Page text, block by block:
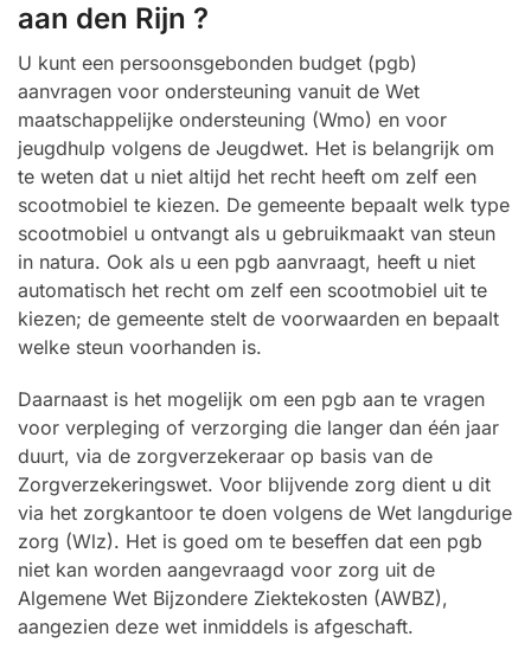
aan den Rijn ?
U kunt een persoonsgebonden budget (pgb)
aanvragen voor ondersteuning vanuit de Wet
maatschappelijke ondersteuning (Wmo) en voor
jeugdhulp volgens de Jeugdwet. Het is belangrijk om
te weten dat u niet altijd het recht heeft om zelf een
scootmobiel te kiezen. De gemeente bepaalt welk type
scootmobiel u ontvangt als u gebruikmaakt van steun
in natura. Ook als u een pgb aanvraagt, heeft u niet
automatisch het recht om zelf een scootmobiel uit te
kiezen; de gemeente stelt de voorwaarden en bepaalt
welke steun voorhanden is.
Daarnaast is het mogelijk om een pgb aan te vragen
voor verpleging of verzorging die langer dan één jaar
duurt, via de zorgverzekeraar op basis van de
Zorgverzekeringswet. Voor blijvende zorg dient u dit
via het zorgkantoor te doen volgens de Wet langdurige
zorg (Wlz). Het is goed om te beseffen dat een pgb
niet kan worden aangevraagd voor zorg uit de
Algemene Wet Bijzondere Ziektekosten (AWBZ),
aangezien deze wet inmiddels is afgeschaft.